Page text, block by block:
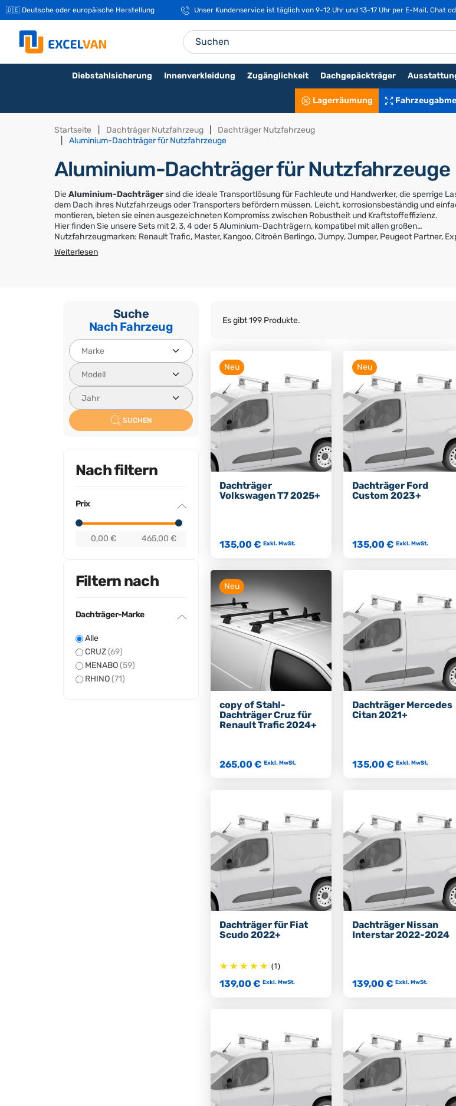
🚚 Kostenloser Versand ab 400 € netto Unser Kundenservice ist täglich von 9-12 Uhr und 13-17 Uhr per E-Mail, Chat
Diebstahlsicherung Innenverkleidung Zugänglichkeit Dachgepäckträger
Lagerräumung
Startseite Dachträger Nutzfahrzeug
Dachträger Nutzfahrzeug
Aluminium-Dachträger für Nutzfahrzeuge
Aluminium-Dachträger für Nutzfahrzeuge
DieAluminium-Dachträgersind die ideale Transportlösung für Fachleute und Handwerker, die sperrige
dem Dach ihres Nutzfahrzeugs oder Transporters befördern müssen. Leicht, korrosionsbeständig und
montieren, bieten sie einen ausgezeichneten Kompromiss zwischen Robustheit und Kraftstoffeffizienz.
Hier finden Sie unsere Sets mit 2, 3, 4 oder 5 Aluminium-Dachträgern, kompatibel mit allen großen
Nutzfahrzeugmarken: Renault Trafic, Master, Kangoo, Citroën Berlingo, Jumpy, Jumper, Peugeot Partner,
Boxer, Ford Transit, Mercedes Sprinter, Volkswagen Transporter und vielen weiteren. Wählen Sie Ihre Marke,
und die Größe Ihres Transporters, um das passende Kit für Ihr Fahrzeug zu finden.
Weiterlesen
Suche
Nach Fahrzeug
SUCHEN
Nach filtern
Prix
0,00 € 465,00 €
Filtern nach
Dachträger-Marke
Alle
CRUZ (69)
MENABO (59)
RHINO (71)
Es gibt 199 Produkte.
Neu
Dachträger
Volkswagen T7 2025+
135,00 € Exkl. MwSt.
Neu
Dachträger Ford
Custom 2023+
135,00 € Exkl. MwSt.
Neu
copy of Stahl-
Dachträger Cruz für
Renault Trafic 2024+
265,00 € Exkl. MwSt.
Dachträger Mercedes
Citan 2021+
135,00 € Exkl. MwSt.
Dachträger für Fiat
Scudo 2022+
(1)
139,00 € Exkl. MwSt.
Dachträger Nissan
Interstar 2022-2024
139,00 € Exkl. MwSt.